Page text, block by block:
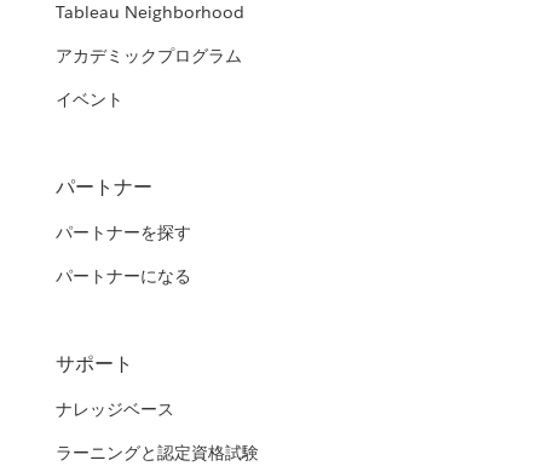
Tableau Neighborhood
アカデミックプログラム
イベント
パートナー
パートナーを探す
パートナーになる
サポート
ナレッジベース
ラーニングと認定資格試験